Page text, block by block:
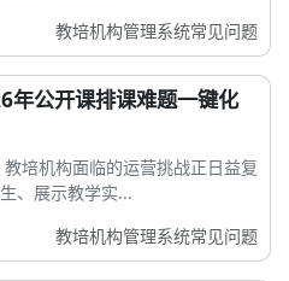
教培机构管理系统常见问题
年公开课排课难题一键化
培机构面临的运营挑战正日益复
、展示教学实...
教培机构管理系统常见问题